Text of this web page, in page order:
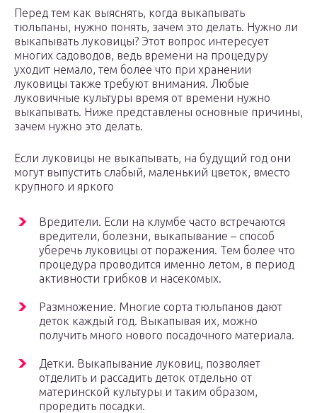
Перед тем как выяснять, когда выкапывать
тюльпаны, нужно понять, зачем это делать. Нужно ли
выкапывать луковицы? Этот вопрос интересует
многих садоводов, ведь времени на процедуру
уходит немало, тем более что при хранении
луковицы также требуют внимания. Любые
луковичные культуры время от времени нужно
выкапывать. Ниже представлены основные причины,
зачем нужно это делать.
Если луковицы не выкапывать, на будущий год они
могут выпустить слабый, маленький цветок, вместо
крупного и яркого
Вредители. Если на клумбе часто встречаются
вредители, болезни, выкапывание – способ
уберечь луковицы от поражения. Тем более что
процедура проводится именно летом, в период
активности грибков и насекомых.
Размножение. Многие сорта тюльпанов дают
деток каждый год. Выкапывая их, можно
получить много нового посадочного материала.
Детки. Выкапывание луковиц, позволяет
отделить и рассадить деток отдельно от
материнской культуры и таким образом,
проредить посадки.